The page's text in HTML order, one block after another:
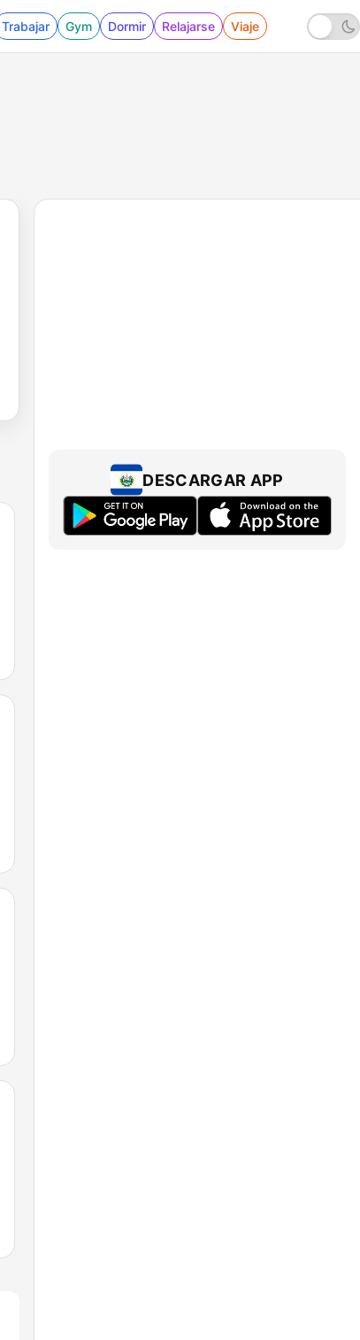
Trabajar Gym Dormir Relajarse Viaje
DESCARGAR APP